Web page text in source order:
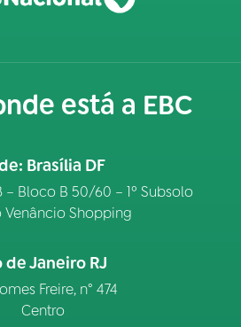
está a EBC
Brasília DF
– Bloco B 50/60 – 1º Subsolo
Venâncio Shopping
de Janeiro RJ
Freire, n° 474
Centro